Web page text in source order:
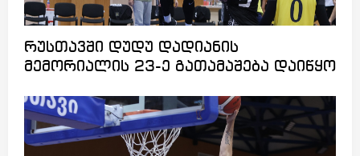
რუსთავში დუდუ დადიანის
მემორიალის 23-ე გათამაშება დაიწყო